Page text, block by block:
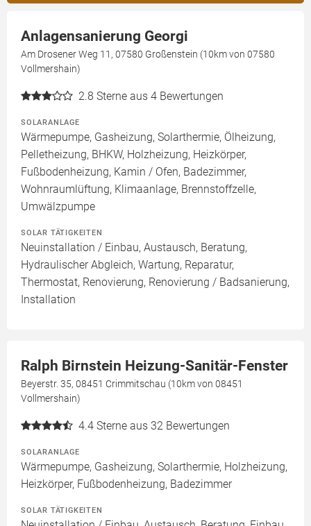
Anlagensanierung Georgi
Am Drosener Weg 11, 07580 Großenstein (10km von 07580
Vollmershain)
2.8 Sterne aus 4 Bewertungen
SOLARANLAGE
Wärmepumpe, Gasheizung, Solarthermie, Ölheizung,
Pelletheizung, BHKW, Holzheizung, Heizkörper,
Fußbodenheizung, Kamin / Ofen, Badezimmer,
Wohnraumlüftung, Klimaanlage, Brennstoffzelle,
Umwälzpumpe
SOLAR TÄTIGKEITEN
Neuinstallation / Einbau, Austausch, Beratung,
Hydraulischer Abgleich, Wartung, Reparatur,
Thermostat, Renovierung, Renovierung / Badsanierung,
Installation
Ralph Birnstein Heizung-Sanitär-Fenster
Beyerstr. 35, 08451 Crimmitschau (10km von 08451
Vollmershain)
4.4 Sterne aus 32 Bewertungen
SOLARANLAGE
Wärmepumpe, Gasheizung, Solarthermie, Holzheizung,
Heizkörper, Fußbodenheizung, Badezimmer
SOLAR TÄTIGKEITEN